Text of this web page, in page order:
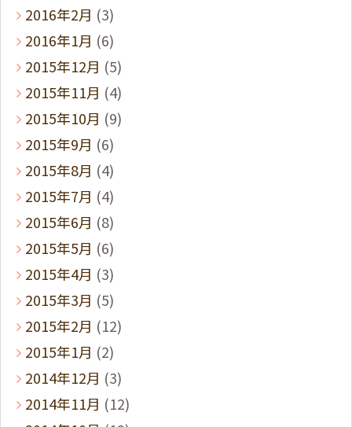
2016年2月 (3)
2016年1月 (6)
2015年12月 (5)
2015年11月 (4)
2015年10月 (9)
2015年9月 (6)
2015年8月 (4)
2015年7月 (4)
2015年6月 (8)
2015年5月 (6)
2015年4月 (3)
2015年3月 (5)
2015年2月 (12)
2015年1月 (2)
2014年12月 (3)
2014年11月 (12)